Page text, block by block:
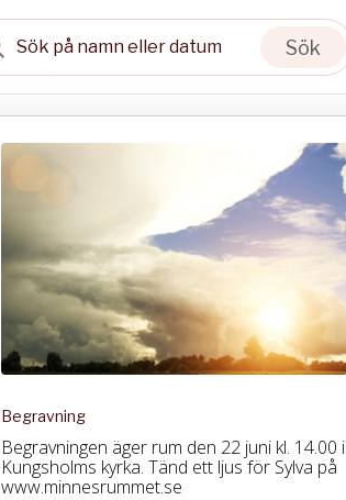
Sök
Begravning
Begravningen äger rum den 22 juni kl. 14.00 i
Kungsholms kyrka. Tänd ett ljus för Sylva på
www.minnesrummet.se